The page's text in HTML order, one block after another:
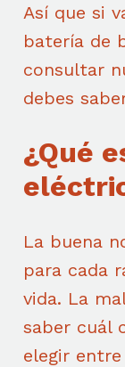
Así que si
batería de
consultar
debes
¿Qué
La buena
para cada
vida. La
saber cuál
elegir entre